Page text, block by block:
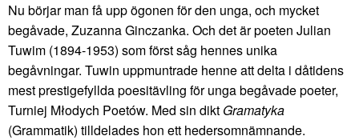
Nu börjar man få upp ögonen för den unga, och mycket
begåvade, Zuzanna Ginczanka. Och det är poeten Julian
Tuwim (1894-1953) som först såg hennes unika
begåvningar. Tuwin uppmuntrade henne att delta i dåtidens
mest prestigefyllda poesitävling för unga begåvade poeter,
Turniej Młodych Poetów. Med sin dikt Gramatyka
(Grammatik) tilldelades hon ett hedersomnämnande.